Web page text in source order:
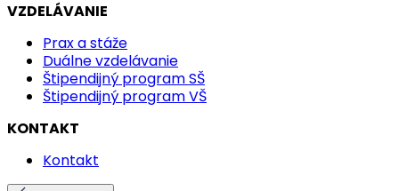
VZDELÁVANIE
Prax a stáže
Duálne vzdelávanie
Štipendijný program SŠ
Štipendijný program VŠ
KONTAKT
Kontakt